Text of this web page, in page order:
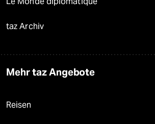
taz Archiv
Mehr taz Angebote
Reisen